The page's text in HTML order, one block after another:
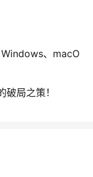
、macO
局之策！